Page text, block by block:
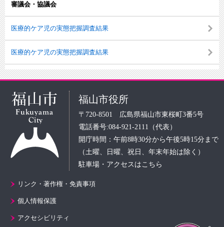
審議会・協議会
医療的ケア児の実態把握調査結果
医療的ケア児の実態把握調査結果
福山市役所
〒720-8501 広島県福山市東桜町3番5号
電話番号:084-921-2111（代表）
開庁時間：午前8時30分から午後5時15分まで
（土曜、日曜、祝日、年末年始は除く）
駐車場・アクセスはこちら
リンク・著作権・免責事項
個人情報保護
アクセシビリティ